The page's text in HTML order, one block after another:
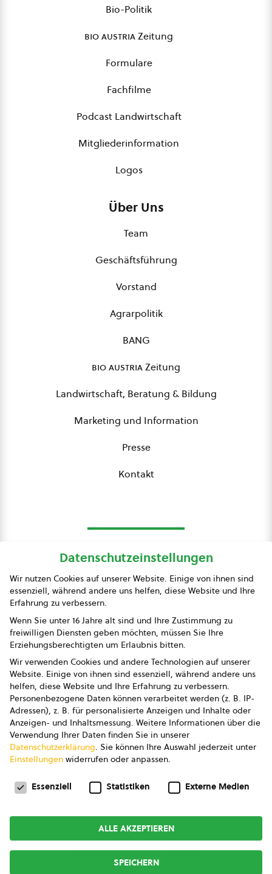
Bio-Politik
bio austriaZeitung
Formulare
Fachfilme
Podcast Landwirtschaft
Mitgliederinformation
Logos
Über Uns
Team
Geschäftsführung
Vorstand
Agrarpolitik
BANG
bio austriaZeitung
Landwirtschaft, Beratung & Bildung
Marketing und Information
Presse
Kontakt
Presse
Impressum
Datenschutz
AGB
AGB Marketing GmbH
AGB Bildung
Newsletter
Copyright © 2026bio austria
Datenschutzeinstellungen
Wir nutzen Cookies auf unserer Website. Einige von ihnen sind
essenziell, während andere uns helfen, diese Website und Ihre
Erfahrung zu verbessern.
Wenn Sie unter 16 Jahre alt sind und Ihre Zustimmung zu
freiwilligen Diensten geben möchten, müssen Sie Ihre
Erziehungsberechtigten um Erlaubnis bitten.
Wir verwenden Cookies und andere Technologien auf unserer
Website. Einige von ihnen sind essenziell, während andere uns
helfen, diese Website und Ihre Erfahrung zu verbessern.
Personenbezogene Daten können verarbeitet werden (z. B. IP-
Adressen), z. B. für personalisierte Anzeigen und Inhalte oder
Anzeigen- und Inhaltsmessung. Weitere Informationen über die
Verwendung Ihrer Daten finden Sie in unserer
Datenschutzerklärung. Sie können Ihre Auswahl jederzeit unter
Einstellungen widerrufen oder anpassen.
Datenschutzeinstellungen
Essenziell Statistiken Externe Medien
ALLE AKZEPTIEREN
SPEICHERN